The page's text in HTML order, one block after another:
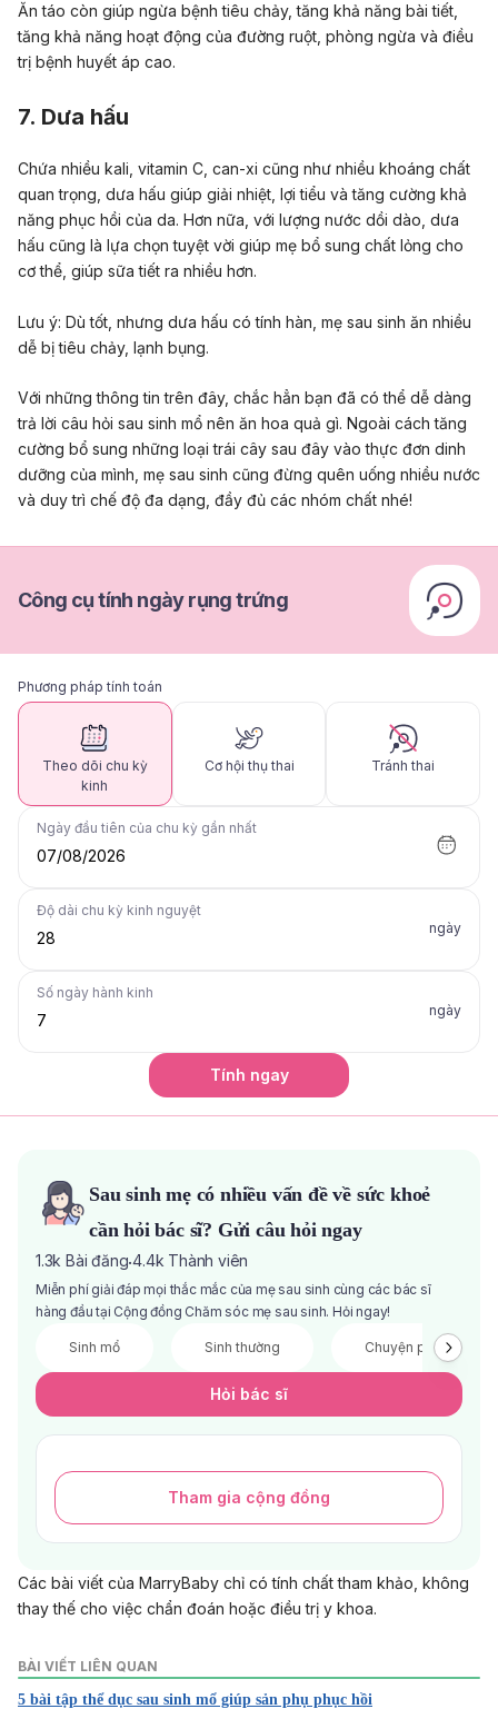
Ăn táo còn giúp ngừa bệnh tiêu chảy, tăng khả năng bài tiết,
tăng khả năng hoạt động của đường ruột, phòng ngừa và điều
trị bệnh huyết áp cao.
7. Dưa hấu
Chứa nhiều kali, vitamin C, can-xi cũng như nhiều khoáng chất
quan trọng, dưa hấu giúp giải nhiệt, lợi tiểu và tăng cường khả
năng phục hồi của da. Hơn nữa, với lượng nước dồi dào, dưa
hấu cũng là lựa chọn tuyệt vời giúp mẹ bổ sung chất lỏng cho
cơ thể, giúp sữa tiết ra nhiều hơn.
Lưu ý: Dù tốt, nhưng dưa hấu có tính hàn, mẹ sau sinh ăn nhiều
dễ bị tiêu chảy, lạnh bụng.
Với những thông tin trên đây, chắc hẳn bạn đã có thể dễ dàng
trả lời câu hỏi sau sinh mổ nên ăn hoa quả gì. Ngoài cách tăng
cường bổ sung những loại trái cây sau đây vào thực đơn dinh
dưỡng của mình, mẹ sau sinh cũng đừng quên uống nhiều nước
và duy trì chế độ đa dạng, đầy đủ các nhóm chất nhé!
Công cụ tính ngày rụng trứng
Phương pháp tính toán
Theo dõi chu kỳ
kinh
Cơ hội thụ thai Tránh thai
Ngày đầu tiên của chu kỳ gần nhất
07/08/2026
Độ dài chu kỳ kinh nguyệt
ngày
Số ngày hành kinh
ngày
Tính ngay
Sau sinh mẹ có nhiều vấn đề về sức khoẻ
cần hỏi bác sĩ? Gửi câu hỏi ngay
1.3k Bài đăng·4.4k Thành viên
Miễn phí giải đáp mọi thắc mắc của mẹ sau sinh cùng các bác sĩ
hàng đầu tại Cộng đồng Chăm sóc mẹ sau sinh. Hỏi ngay!
Sinh mổ Sinh thường Chuyện phòng the
Hỏi bác sĩ
Tham gia cộng đồng
Các bài viết của MarryBaby chỉ có tính chất tham khảo, không
thay thế cho việc chẩn đoán hoặc điều trị y khoa.
BÀI VIẾT LIÊN QUAN
5 bài tập thể dục sau sinh mổ giúp sản phụ phục hồi